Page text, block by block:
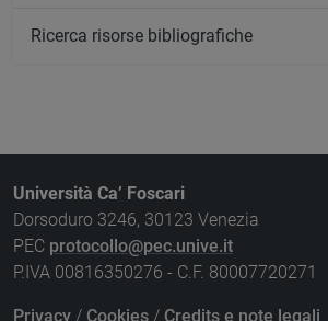
Ricerca risorse bibliografiche
Università Ca’ Foscari
Dorsoduro 3246, 30123 Venezia
PEC protocollo@pec.unive.it
P.IVA 00816350276 - C.F. 80007720271
Privacy / Cookies / Credits e note legali